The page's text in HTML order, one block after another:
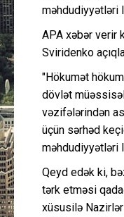
məhdudiyyətləri
APA xəbər verir
Sviridenko
"Hökumət
dövlət
vəzifələrindən
üçün sərhəd
məhdudiyyətləri
Qeyd edək ki,
tərk etməsi
xüsusilə